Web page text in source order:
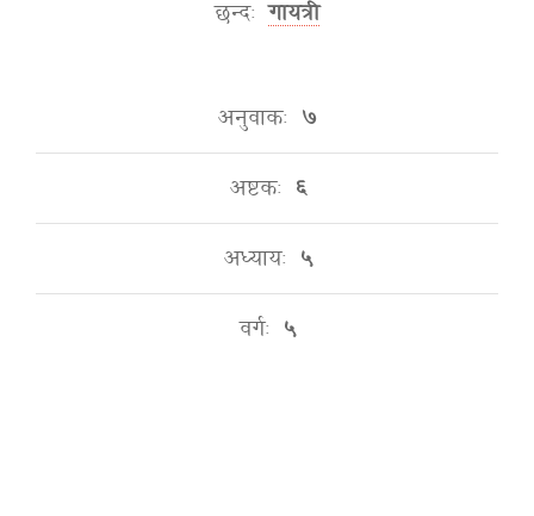
छन्दः गायत्री
अनुवाकः ७
अष्टकः ६
अध्यायः ५
वर्गः ५